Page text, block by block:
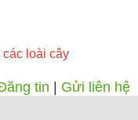
các loài cây
tin Gửi liên hệ